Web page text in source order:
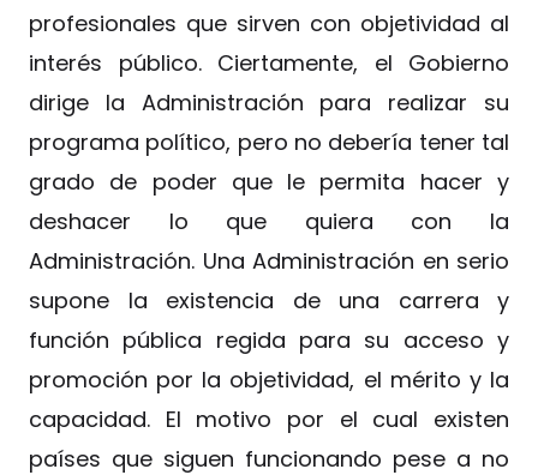
profesionales que sirven con objetividad al
interés público. Ciertamente, el Gobierno
dirige la Administración para realizar su
programa político, pero no debería tener tal
grado de poder que le permita hacer y
deshacer lo que quiera con la
Administración. Una Administración en serio
supone la existencia de una carrera y
función pública regida para su acceso y
promoción por la objetividad, el mérito y la
capacidad. El motivo por el cual existen
países que siguen funcionando pese a no